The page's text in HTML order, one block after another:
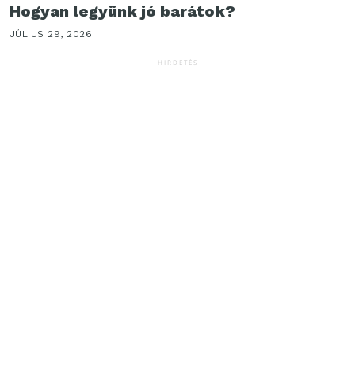
Hogyan legyünk jó barátok?
JÚLIUS 29, 2026
HIRDETÉS